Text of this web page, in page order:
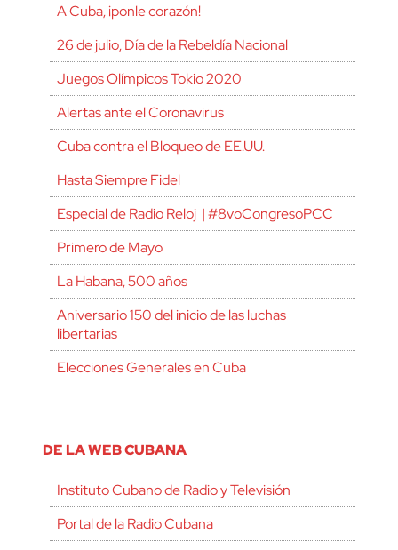
A Cuba, ¡ponle corazón!
26 de julio, Día de la Rebeldía Nacional
Juegos Olímpicos Tokio 2020
Alertas ante el Coronavirus
Cuba contra el Bloqueo de EE.UU.
Hasta Siempre Fidel
Especial de Radio Reloj | #8voCongresoPCC
Primero de Mayo
La Habana, 500 años
Aniversario 150 del inicio de las luchas
libertarias
Elecciones Generales en Cuba
DE LA WEB CUBANA
Instituto Cubano de Radio y Televisión
Portal de la Radio Cubana